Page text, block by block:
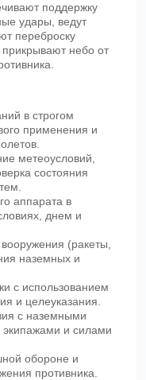
поддержку
удары, ведут
переброску
прикрывают небо от
в строгом
применения и
метеоусловий,
состояния
аппарата в
днем и
(ракеты,
наземных и
с использованием
и целеуказания.
с наземными
и силами
обороне и
противника.